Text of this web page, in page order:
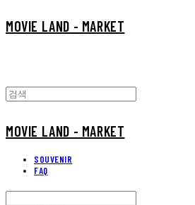
MOVIE LAND - MARKET
MOVIE LAND - MARKET
SOUVENIR
FAQ